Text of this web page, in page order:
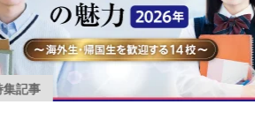
集記事